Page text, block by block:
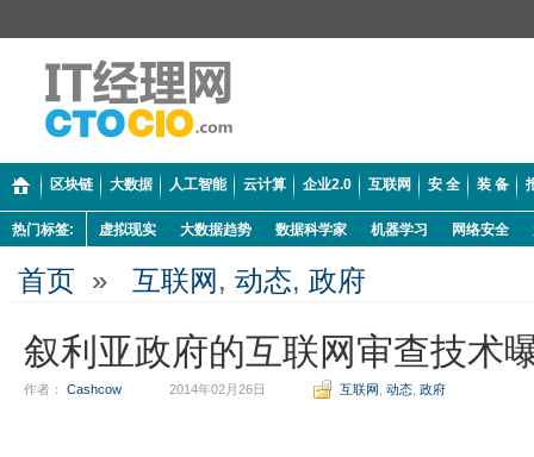
区块链 大数据 人工智能 云计算 企业2.0 互联网 安 全 装 备
热门标签: 虚拟现实 大数据趋势 数据科学家 机器学习 网络安全
首页 » 互联网 , 动态, 政府
叙利亚政府的互联网审查技术
作者： Cashcow 2014年02月26日 互联网 动态 政府